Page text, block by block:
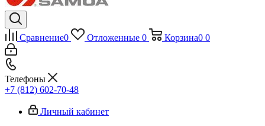
Сравнение0 Отложенные 0 Корзина0 0
Телефоны
+7 (812) 602-70-48
Личный кабинет